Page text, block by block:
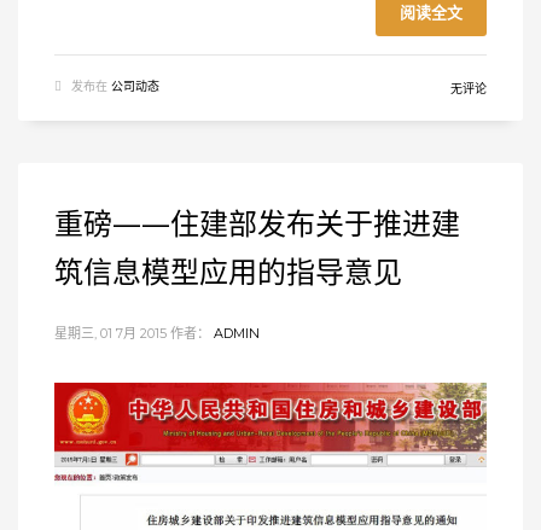
阅读全文
发布在 公司动态 无评论
重磅——住建部发布关于推进建
筑信息模型应用的指导意见
星期三, 01 7月 2015 作者： ADMIN